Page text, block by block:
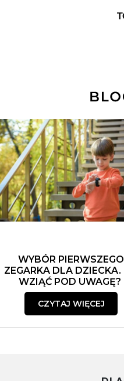
WYBÓR PIERWSZEGO
ZEGARKA DLA DZIECKA.
WZIĄĆ POD UWAGĘ?
CZYTAJ WIĘCEJ